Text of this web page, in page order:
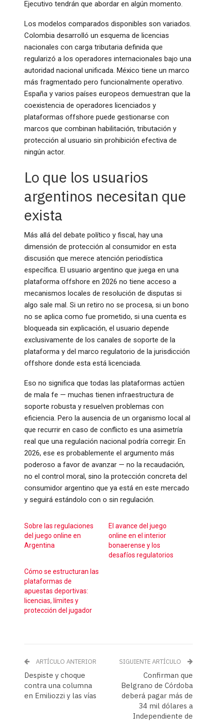
Ejecutivo tendrán que abordar en algún momento.
Los modelos comparados disponibles son variados.
Colombia desarrolló un esquema de licencias
nacionales con carga tributaria definida que
regularizó a los operadores internacionales bajo una
autoridad nacional unificada. México tiene un marco
más fragmentado pero funcionalmente operativo.
España y varios países europeos demuestran que la
coexistencia de operadores licenciados y
plataformas offshore puede gestionarse con
marcos que combinan habilitación, tributación y
protección al usuario sin prohibición efectiva de
ningún actor.
Lo que los usuarios
argentinos necesitan que
exista
Más allá del debate político y fiscal, hay una
dimensión de protección al consumidor en esta
discusión que merece atención periodística
específica. El usuario argentino que juega en una
plataforma offshore en 2026 no tiene acceso a
mecanismos locales de resolución de disputas si
algo sale mal. Si un retiro no se procesa, si un bono
no se aplica como fue prometido, si una cuenta es
bloqueada sin explicación, el usuario depende
exclusivamente de los canales de soporte de la
plataforma y del marco regulatorio de la jurisdicción
offshore donde esta está licenciada.
Eso no significa que todas las plataformas actúen
de mala fe — muchas tienen infraestructura de
soporte robusta y resuelven problemas con
eficiencia. Pero la ausencia de un organismo local al
que recurrir en caso de conflicto es una asimetría
real que una regulación nacional podría corregir. En
2026, ese es probablemente el argumento más
poderoso a favor de avanzar — no la recaudación,
no el control moral, sino la protección concreta del
consumidor argentino que ya está en este mercado
y seguirá estándolo con o sin regulación.
Sobre las regulaciones
del juego online en
Argentina
El avance del juego
online en el interior
bonaerense y los
desafíos regulatorios
Cómo se estructuran las
plataformas de
apuestas deportivas:
licencias, límites y
protección del jugador
ARTÍCULO ANTERIOR
Despiste y choque
contra una columna
en Emiliozzi y las vías
SIGUIENTE ARTÍCULO
Confirman que
Belgrano de Córdoba
deberá pagar más de
34 mil dólares a
Independiente de